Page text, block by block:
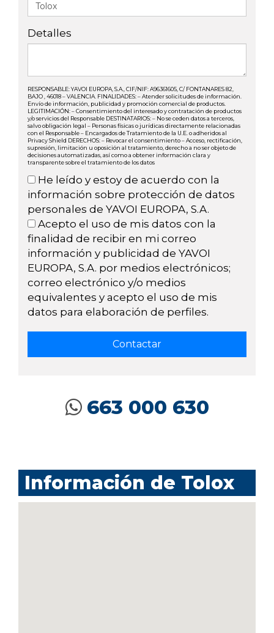
Detalles
RESPONSABLE: YAVOI EUROPA, S.A., CIF/NIF: A96361605, C/ FONTANARES 82,
BAJO , 46018 – VALENCIA. FINALIDADES: – Atender solicitudes de información.
Envío de información, publicidad y promoción comercial de productos.
LEGITIMACIÓN: – Consentimiento del interesado y contratación de productos
y/o servicios del Responsable DESTINATARIOS: – No se ceden datos a terceros,
salvo obligación legal – Personas físicas o jurídicas directamente relacionadas
con el Responsable – Encargados de Tratamiento de la U.E. o adheridos al
Privacy Shield DERECHOS: – Revocar el consentimiento – Acceso, rectificación,
supresión, limitación u oposición al tratamiento, derecho a no ser objeto de
decisiones automatizadas, así como a obtener información clara y
transparente sobre el tratamiento de los datos
He leído y estoy de acuerdo con la
información sobre protección de datos
personales de YAVOI EUROPA, S.A.
Acepto el uso de mis datos con la
finalidad de recibir en mi correo
información y publicidad de YAVOI
EUROPA, S.A. por medios electrónicos;
correo electrónico y/o medios
equivalentes y acepto el uso de mis
datos para elaboración de perfiles.
663 000 630
Información de Tolox